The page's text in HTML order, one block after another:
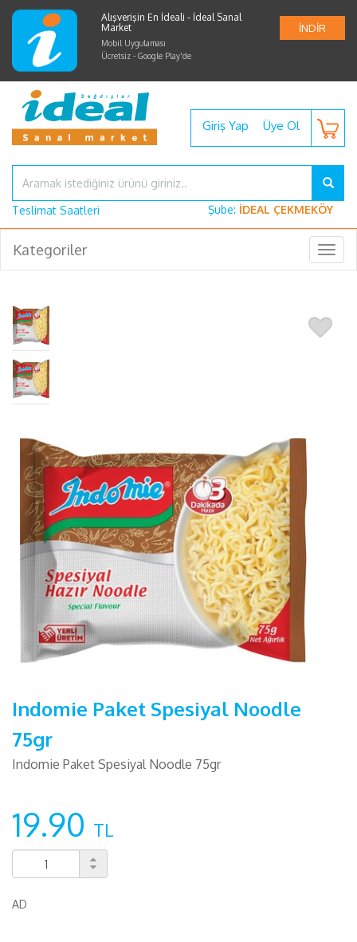
Alışverişin En İdeali - İdeal Sanal
Market
Mobil Uygulaması
Ücretsiz - Google Play'de
İNDİR
Giriş Yap Üye Ol
Teslimat Saatleri Şube: İDEAL ÇEKMEKÖY
Kategoriler
Indomie Paket Spesiyal Noodle
75gr
Indomie Paket Spesiyal Noodle 75gr
19.90 TL
AD